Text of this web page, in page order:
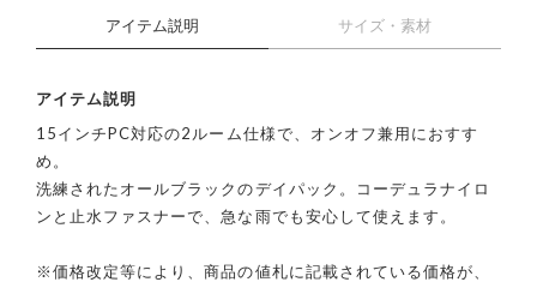
アイテム説明 サイズ・素材
アイテム説明
15インチPC対応の2ルーム仕様で、オンオフ兼用におすす
め。
洗練されたオールブラックのデイパック。コーデュラナイロ
ンと止水ファスナーで、急な雨でも安心して使えます。
※価格改定等により、商品の値札に記載されている価格が、